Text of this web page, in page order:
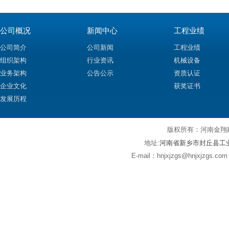
公司概况
公司简介
组织架构
业务架构
企业文化
发展历程
新闻中心
公司新闻
行业资讯
公告公示
工程业绩
工程业绩
机械设备
资质认证
获奖证书
版权所有：河
地址:河南省新乡市封丘县
E-mail：